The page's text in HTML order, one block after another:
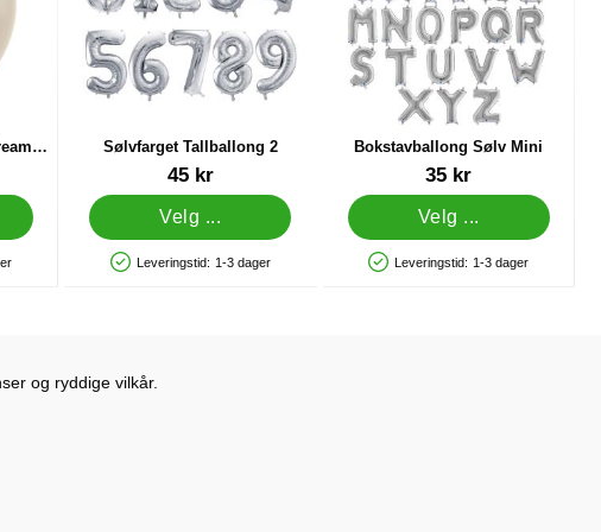
Sølvfarget Tallballong 2
Varenummer 86677
45 kr
Velg ...
Produkttilgjengelighet: På lager
Leveringstid: 1-3 dager
Bokstavballong Sølv Mini
Varenummer 11374
35 kr
Velg ...
Produkttilgjengelighet: På lager
Leveringstid: 1-3 dager
og ryddige vilkår.